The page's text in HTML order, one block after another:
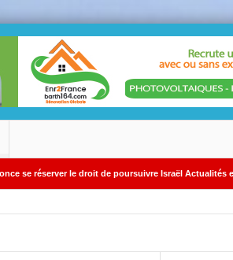
de poursuivre Israël Actualités en diffamation.